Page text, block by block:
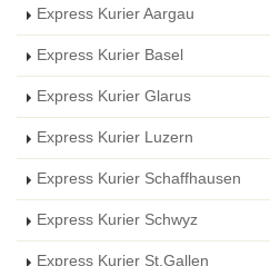
Express Kurier Aargau
Express Kurier Basel
Express Kurier Glarus
Express Kurier Luzern
Express Kurier Schaffhausen
Express Kurier Schwyz
Express Kurier St.Gallen